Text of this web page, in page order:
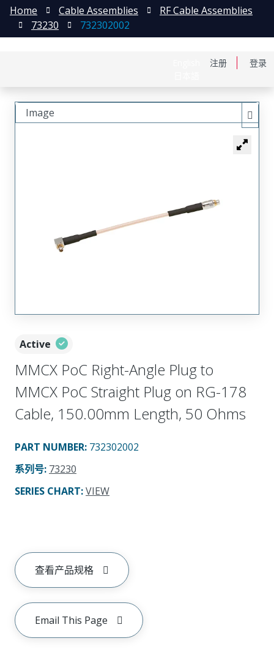
注册 登录
Home Cable Assemblies
RF Cable Assemblies
73230
732302002
Active
MMCX PoC Right-Angle Plug to
MMCX PoC Straight Plug on RG-178
Cable, 150.00mm Length, 50 Ohms
PART NUMBER: 732302002
系列号: 73230
SERIES CHART:VIEW
查看产品规格
Email This Page
Image